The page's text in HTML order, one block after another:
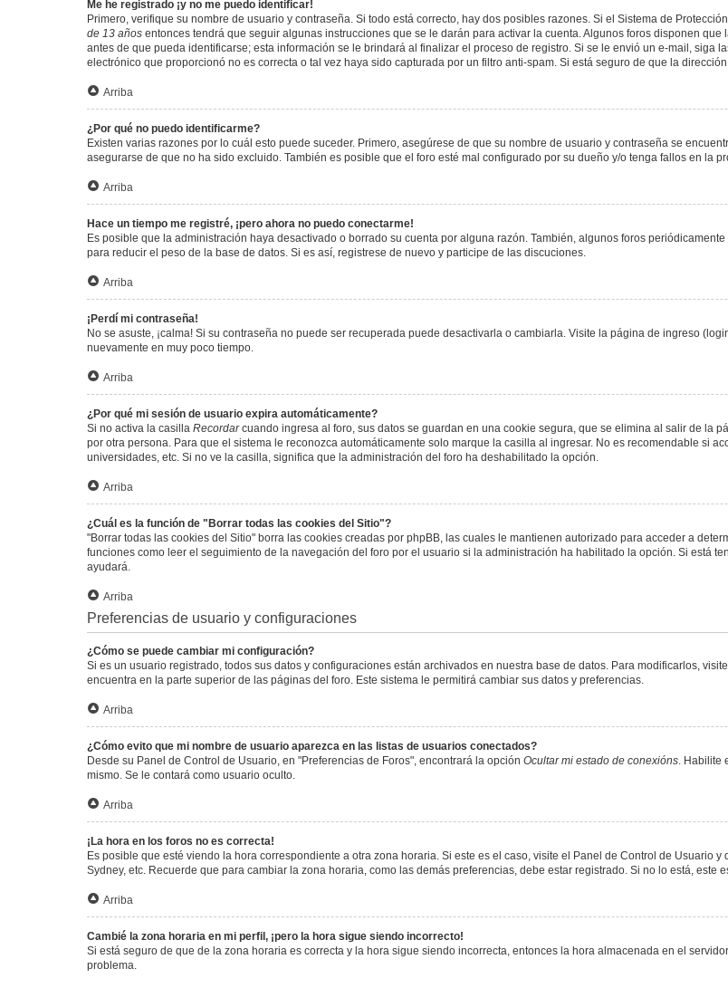
Me he registrado ¡y no me puedo identificar!
Primero, verifique su nombre de usuario y contraseña. Si todo está correcto, hay dos posibles razones. Si el Sistema de
de 13 años entonces tendrá que seguir algunas instrucciones que se le darán para activar la cuenta. Algunos foros disponen
antes de que pueda identificarse; esta información se le brindará al finalizar el proceso de registro. Si se le envió un e-mail, siga
electrónico que proporcionó no es correcta o tal vez haya sido capturada por un filtro anti-spam. Si está seguro de que la
Arriba
¿Por qué no puedo identificarme?
Existen varias razones por lo cuál esto puede suceder. Primero, asegúrese de que su nombre de usuario y contraseña se
asegurarse de que no ha sido excluido. También es posible que el foro esté mal configurado por su dueño y/o tenga fallos en la
Arriba
Hace un tiempo me registré, ¡pero ahora no puedo conectarme!
Es posible que la administración haya desactivado o borrado su cuenta por alguna razón. También, algunos foros
para reducir el peso de la base de datos. Si es así, registrese de nuevo y participe de las discuciones.
Arriba
¡Perdí mi contraseña!
No se asuste, ¡calma! Si su contraseña no puede ser recuperada puede desactivarla o cambiarla. Visite la página de ingreso
nuevamente en muy poco tiempo.
Arriba
¿Por qué mi sesión de usuario expira automáticamente?
Si no activa la casilla Recordarcuando ingresa al foro, sus datos se guardan en una cookie segura, que se elimina al salir de la
por otra persona. Para que el sistema le reconozca automáticamente solo marque la casilla al ingresar. No es recomendable si
universidades, etc. Si no ve la casilla, significa que la administración del foro ha deshabilitado la opción.
Arriba
¿Cuál es la función de "Borrar todas las cookies del Sitio"?
"Borrar todas las cookies del Sitio" borra las cookies creadas por phpBB, las cuales le mantienen autorizado para acceder a
funciones como leer el seguimiento de la navegación del foro por el usuario si la administración ha habilitado la opción. Si está
ayudará.
Arriba
Preferencias de usuario y configuraciones
¿Cómo se puede cambiar mi configuración?
Si es un usuario registrado, todos sus datos y configuraciones están archivados en nuestra base de datos. Para modificarlos,
encuentra en la parte superior de las páginas del foro. Este sistema le permitirá cambiar sus datos y preferencias.
Arriba
¿Cómo evito que mi nombre de usuario aparezca en las listas de usuarios conectados?
Desde su Panel de Control de Usuario, en "Preferencias de Foros", encontrará la opción Ocultar mi estado de conexións. Habilite
mismo. Se le contará como usuario oculto.
Arriba
¡La hora en los foros no es correcta!
Es posible que esté viendo la hora correspondiente a otra zona horaria. Si este es el caso, visite el Panel de Control de Usuario
Sydney, etc. Recuerde que para cambiar la zona horaria, como las demás preferencias, debe estar registrado. Si no lo está, este
Arriba
Cambié la zona horaria en mi perfil, ¡pero la hora sigue siendo incorrecto!
Si está seguro de que de la zona horaria es correcta y la hora sigue siendo incorrecta, entonces la hora almacenada en el
problema.